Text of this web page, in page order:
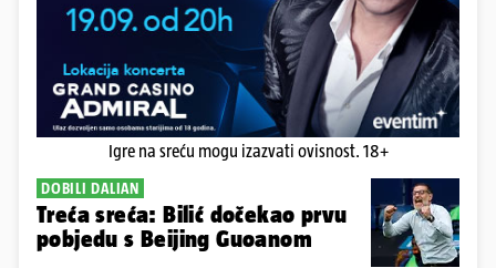
Igre na sreću mogu izazvati ovisnost. 18+
DOBILI DALIAN
Treća sreća: Bilić dočekao prvu
pobjedu s Beijing Guoanom